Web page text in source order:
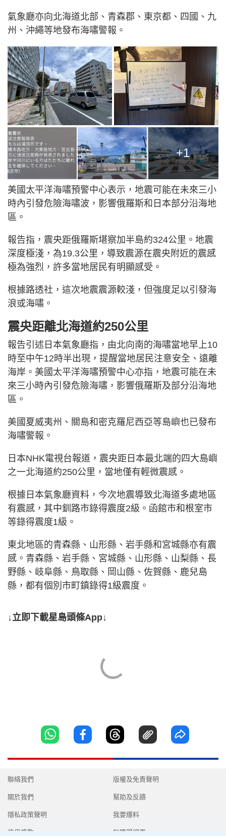
氣象廳亦向北海道北部、青森郡、東京都、四國、九
州、沖繩等地發布海嘯警報。
+1
美國太平洋海嘯預警中心表示，地震可能在未來三小
時內引發危險海嘯波，影響俄羅斯和日本部分沿海地
區。
報告指，震央距俄羅斯堪察加半島約324公里。地震
深度極淺，為19.3公里，導致震源在震央附近的震感
極為強烈，許多當地居民有明顯感受。
根據路透社，這次地震震源較淺，但強度足以引發海
浪或海嘯。
震央距離北海道約250公里
報告引述日本氣象廳指，由北向南的海嘯當地早上10
時至中午12時半出現，提醒當地居民注意安全、遠離
海岸。美國太平洋海嘯預警中心亦指，地震可能在未
來三小時內引發危險海嘯，影響俄羅斯及部分沿海地
區。
美國夏威夷州、關島和密克羅尼西亞等島嶼也已發布
海嘯警報。
日本NHK電視台報道，震央距日本最北端的四大島嶼
之一北海道約250公里，當地僅有輕微震感。
根據日本氣象廳資料，今次地震導致北海道多處地區
有震感，其中釧路市錄得震度2級。函館市和根室市
等錄得震度1級。
東北地區的青森縣、山形縣、岩手縣和宮城縣亦有震
感。青森縣、岩手縣、宮城縣、山形縣、山梨縣、長
野縣、岐阜縣、鳥取縣、岡山縣、佐賀縣、鹿兒島
縣，都有個別市町鎮錄得1級震度。
↓立即下載星島頭條App↓
聯絡我們
關於我們
隱私政策聲明
使用條款
版權及免責聲明
幫助及反饋
我要爆料
無障礙網頁